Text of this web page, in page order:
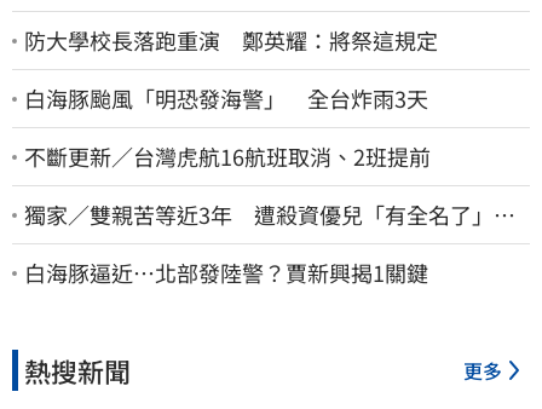
防大學校長落跑重演 鄭英耀：將祭這規定
白海豚颱風「明恐發海警」 全台炸雨3天
不斷更新／台灣虎航16航班取消、2班提前
獨家／雙親苦等近3年 遭殺資優兒「有全名了」！
乾妹稱賠償恐毀她未來
白海豚逼近…北部發陸警？賈新興揭1關鍵
熱搜新聞 更多